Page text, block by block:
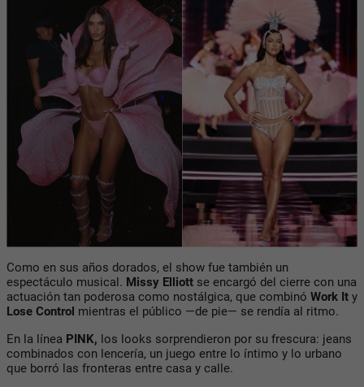
Como en sus años dorados, el show fue también un
espectáculo musical. Missy Elliott se encargó del cierre con una
actuación tan poderosa como nostálgica, que combinó Work It y
Lose Control mientras el público —de pie— se rendía al ritmo.
En la línea PINK, los looks sorprendieron por su frescura: jeans
combinados con lencería, un juego entre lo íntimo y lo urbano
que borró las fronteras entre casa y calle.